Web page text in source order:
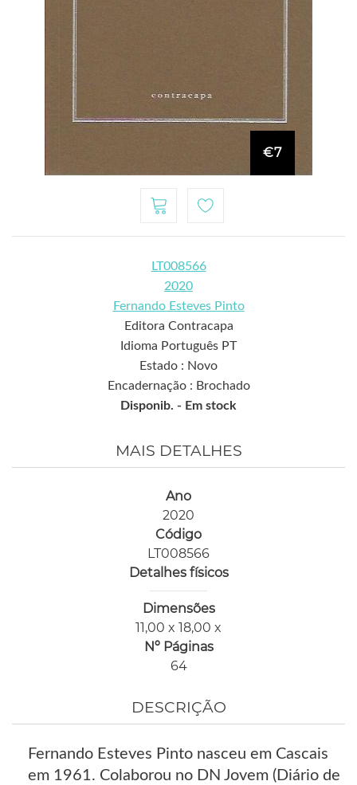
€7
LT008566
2020
Fernando Esteves Pinto
Editora Contracapa
Idioma Português PT
Estado : Novo
Encadernação : Brochado
Disponib. - Em stock
MAIS DETALHES
Ano
2020
Código
LT008566
Detalhes físicos
Dimensões
11,00 x 18,00 x
Nº Páginas
64
DESCRIÇÃO
Fernando Esteves Pinto nasceu em Cascais
em 1961. Colaborou no DN Jovem (Diário de